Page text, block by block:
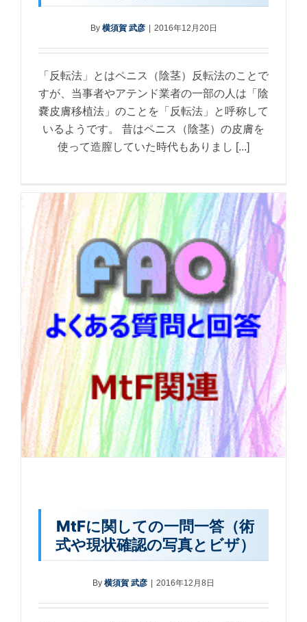
By 横須賀 武彦 2016年12月20日
「反転法」とはペニス（陰茎）反転法のことで
すが、当事者やアテンド業者の一部の人は「陰
嚢皮膚移植法」のことを「反転法」と呼称して
いるようです。 昔はペニス（陰茎）の皮膚を
使って造膣していた時代もありまし [...]
MtFに関しての一問一答（術
式や現状確認の写真とビザ）
By 横須賀 武彦 | 2016年12月8日